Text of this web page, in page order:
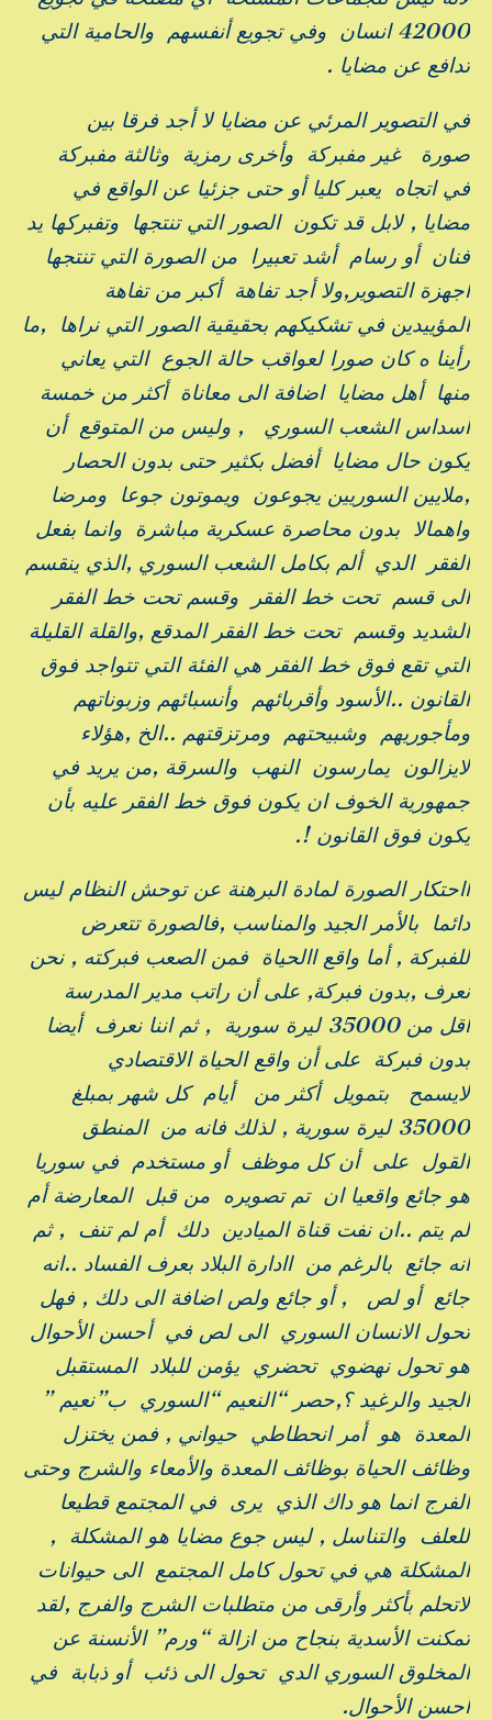
42000 انسان وفي تجويع أنفسهم والحامية التي
تدافع عن مضايا .
في التصوير المرئي عن مضايا لا أجد فرقا بين
صورة غير مفبركة وأخرى رمزية وثالثة مفبركة
في اتجاه يعبر كليا أو حتى جزئيا عن الواقع في
مضايا , لابل قد تكون الصور التي تنتجها وتفبركها يد
فنان أو رسام أشد تعبيرا من الصورة التي تنتجها
اجهزة التصوير,ولا أجد تفاهة أكبر من تفاهة
المؤييدين في تشكيكهم بحقيقية الصور التي نراها ,ما
رأينا ه كان صورا لعواقب حالة الجوع التي يعاني
منها أهل مضايا اضافة الى معاناة أكثر من خمسة
أسداس الشعب السوري , وليس من المتوقع أن
يكون حال مضايا أفضل بكثير حتى بدون الحصار
,ملايين السوريين يجوعون ويموتون جوعا ومرضا
واهمالا بدون محاصرة عسكرية مباشرة وانما بفعل
الفقر الدي ألم بكامل الشعب السوري ,الذي ينقسم
الى قسم تحت خط الفقر وقسم تحت خط الفقر
الشديد وقسم تحت خط الفقر المدقع ,والقلة القليلة
التي تقع فوق خط الفقر هي الفئة التي تتواجد فوق
القانون ..الأسود وأقربائهم وأنسبائهم وزبوناتهم
ومأجوريهم وشبيحتهم ومرتزقتهم ..الخ ,هؤلاء
لايزالون يمارسون النهب والسرقة ,من يريد في
جمهورية الخوف ان يكون فوق خط الفقر عليه بأن
يكون فوق القانون !.
ااحتكار الصورة لمادة البرهنة عن توحش النظام ليس
دائما بالأمر الجيد والمناسب ,فالصورة تتعرض
للفبركة , أما واقع االحياة فمن الصعب فبركته , نحن
نعرف ,بدون فبركة, على أن راتب مدير المدرسة
أقل من 35000 ليرة سورية , ثم اننا نعرف أيضا
بدون فبركة على أن واقع الحياة الاقتصادي
لايسمح بتمويل أكثر من أيام كل شهر بمبلغ
35000 ليرة سورية , لذلك فانه من المنطق
القول على أن كل موظف أو مستخدم في سوريا
هو جائع واقعيا ان تم تصويره من قبل المعارضة أم
لم يتم ..ان نفت قناة الميادين دلك أم لم تنف , ثم
انه جائع بالرغم من اادارة البلاد بعرف الفساد ..انه
جائع أو لص , أو جائع ولص اضافة الى دلك , فهل
تحول الانسان السوري الى لص في أحسن الأحوال
هو تحول نهضوي تحضري يؤمن للبلاد المستقبل
الجيد والرغيد ؟,حصر “النعيم “السوري ب”نعيم ”
المعدة هو أمر انحطاطي حيواني , فمن يختزل
وظائف الحياة بوظائف المعدة والأمعاء والشرج وحتى
الفرج انما هو داك الذي يرى في المجتمع قطيعا
للعلف والتناسل , ليس جوع مضايا هو المشكلة ,
المشكلة هي في تحول كامل المجتمع الى حيوانات
لاتحلم بأكثر وأرقى من متطلبات الشرج والفرج ,لقد
تمكنت الأسدية بنجاح من ازالة “ورم” الأنسنة عن
المخلوق السوري الدي تحول الى ذئب أو ذبابة في
أحسن الأحوال.